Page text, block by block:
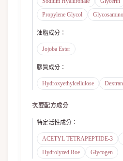
Propylene Glycol
油脂成分 ：
Jojoba Ester
膠質成分 ：
Hydroxyethylcellulose Dextran
次要配方成分
特定活性成分 ：
ACETYL TETRAPEPTIDE-3
Hydrolyzed Roe
Glycogen